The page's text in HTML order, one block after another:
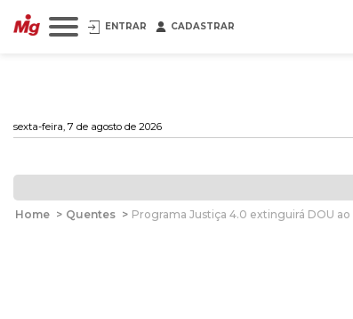
ENTRAR CADASTRAR
sexta-feira, 7 de agosto de 2026
Home > Quentes > Programa Justiça 4.0 extinguirá DOU